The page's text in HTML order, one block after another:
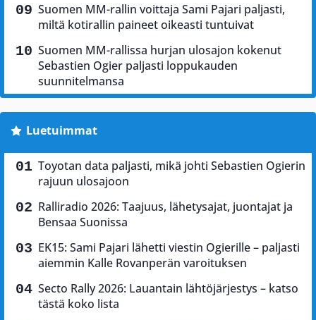
Suomen MM-rallin voittaja Sami Pajari paljasti,
miltä kotirallin paineet oikeasti tuntuivat
Suomen MM-rallissa hurjan ulosajon kokenut
Sebastien Ogier paljasti loppukauden
suunnitelmansa
Luetuimmat
Toyotan data paljasti, mikä johti Sebastien Ogierin
rajuun ulosajoon
Ralliradio 2026: Taajuus, lähetysajat, juontajat ja
Bensaa Suonissa
EK15: Sami Pajari lähetti viestin Ogierille – paljasti
aiemmin Kalle Rovanperän varoituksen
Secto Rally 2026: Lauantain lähtöjärjestys – katso
tästä koko lista